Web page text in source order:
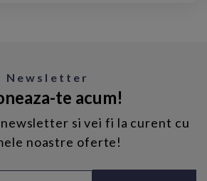
Newsletter
te acum!
si vei fi la curent cu
noastre oferte!